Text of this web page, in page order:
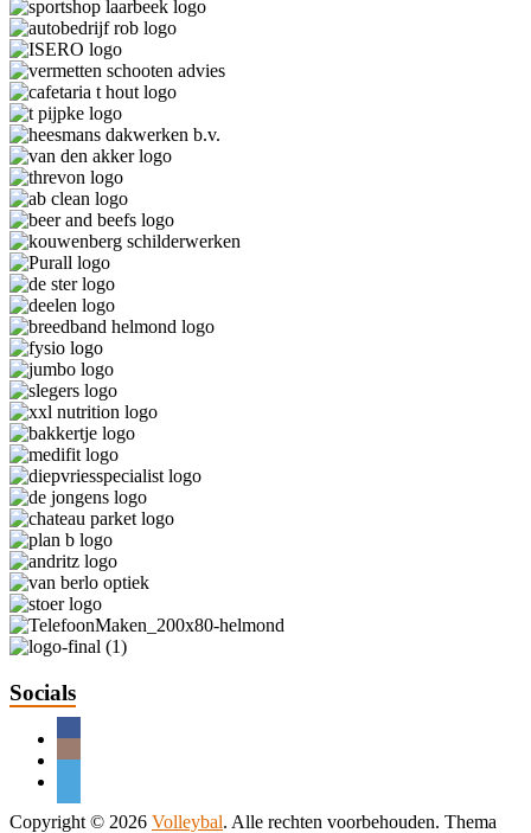
Socials
Copyright © 2026 Volleybal. Alle rechten voorbehouden. Thema